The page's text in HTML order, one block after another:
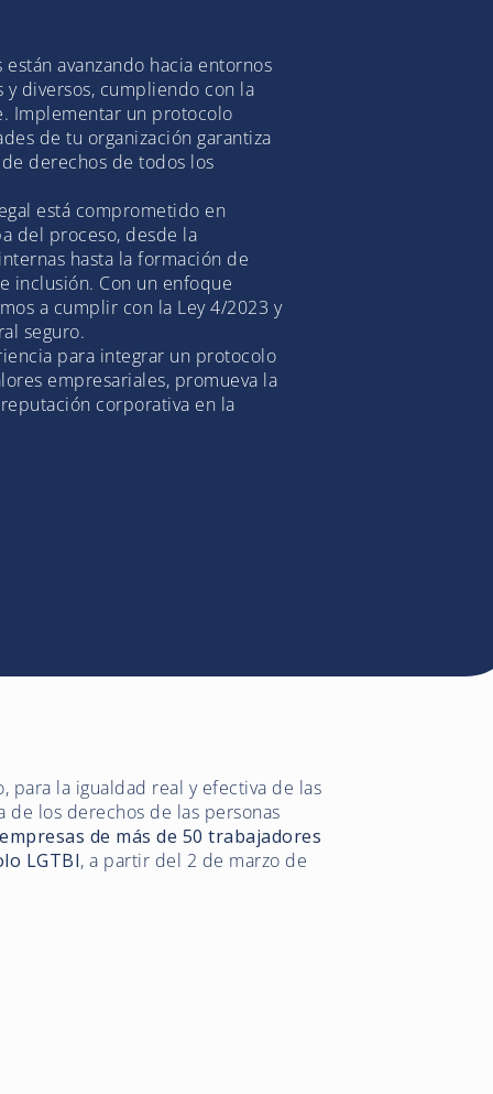
avanzando hacia entornos
y diversos, cumpliendo con la
Implementar un protocolo
de tu organización garantiza
derechos de todos los
está comprometido en
del proceso, desde la
hasta la formación de
inclusión. Con un enfoque
a cumplir con la Ley 4/2023 y
seguro.
para integrar un protocolo
empresariales, promueva la
corporativa en la
para la igualdad real y efectiva de las
de los derechos de las personas
de más de 50 trabajadores
LGTBI, a partir del 2 de marzo de